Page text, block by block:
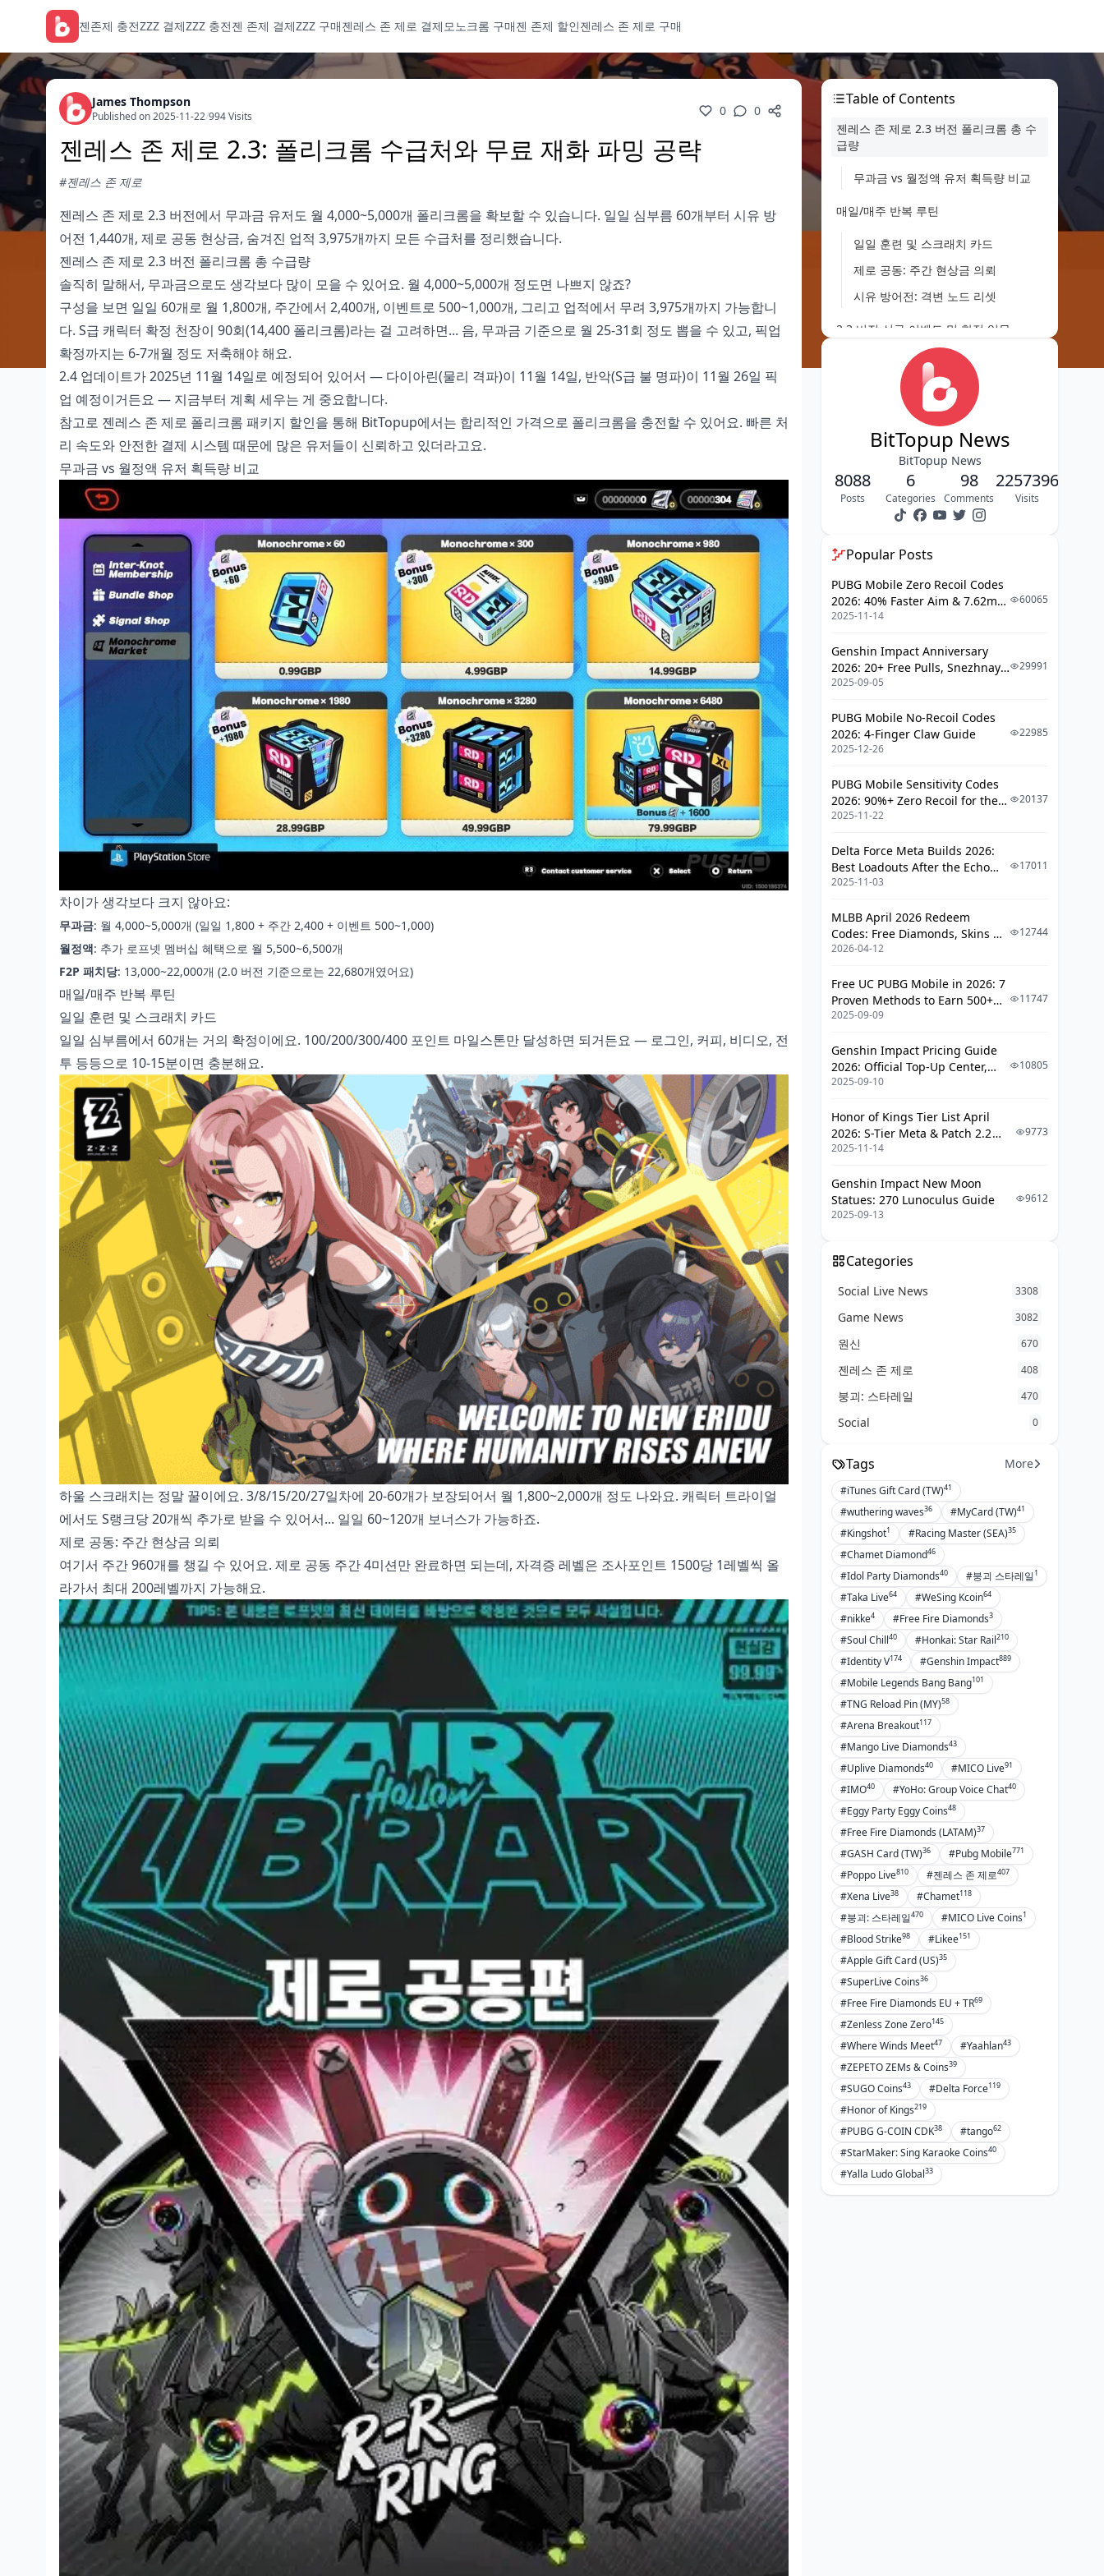
젠존제 충전ZZZ 결제ZZZ 충전젠 존제 결제ZZZ 구매젠레스 존 제로 결제모노크롬 구매젠 존제 할인젠레스 존 제로 구매
James Thompson
Published on 2025-11-22/994 Visits 0 0
젠레스 존 제로 2.3: 폴리크롬 수급처와 무료 재화 파밍 공략
#젠레스 존 제로
젠레스 존 제로 2.3 버전에서 무과금 유저도 월 4,000~5,000개 폴리크롬을 확보할 수 있습니다. 일일 심부름 60개부터 시유 방
어전 1,440개, 제로 공동 현상금, 숨겨진 업적 3,975개까지 모든 수급처를 정리했습니다.
젠레스 존 제로 2.3 버전 폴리크롬 총 수급량
솔직히 말해서, 무과금으로도 생각보다 많이 모을 수 있어요. 월 4,000~5,000개 정도면 나쁘지 않죠?
구성을 보면 일일 60개로 월 1,800개, 주간에서 2,400개, 이벤트로 500~1,000개, 그리고 업적에서 무려 3,975개까지 가능합니
다. S급 캐릭터 확정 천장이 90회(14,400 폴리크롬)라는 걸 고려하면... 음, 무과금 기준으로 월 25-31회 정도 뽑을 수 있고, 픽업
확정까지는 6-7개월 정도 저축해야 해요.
2.4 업데이트가 2025년 11월 14일로 예정되어 있어서 — 다이아린(물리 격파)이 11월 14일, 반악(S급 불 명파)이 11월 26일 픽
업 예정이거든요 — 지금부터 계획 세우는 게 중요합니다.
참고로 젠레스 존 제로 폴리크롬 패키지 할인을 통해 BitTopup에서는 합리적인 가격으로 폴리크롬을 충전할 수 있어요. 빠른 처
리 속도와 안전한 결제 시스템 때문에 많은 유저들이 신뢰하고 있더라고요.
무과금 vs 월정액 유저 획득량 비교
차이가 생각보다 크지 않아요:
무과금: 월 4,000~5,000개 (일일 1,800 + 주간 2,400 + 이벤트 500~1,000)
월정액: 추가 로프넷 멤버십 혜택으로 월 5,500~6,500개
F2P 패치당: 13,000~22,000개 (2.0 버전 기준으로는 22,680개였어요)
매일/매주 반복 루틴
일일 훈련 및 스크래치 카드
일일 심부름에서 60개는 거의 확정이에요. 100/200/300/400 포인트 마일스톤만 달성하면 되거든요 — 로그인, 커피, 비디오, 전
투 등등으로 10-15분이면 충분해요.
하울 스크래치는 정말 꿀이에요. 3/8/15/20/27일차에 20-60개가 보장되어서 월 1,800~2,000개 정도 나와요. 캐릭터 트라이얼
에서도 S랭크당 20개씩 추가로 받을 수 있어서... 일일 60~120개 보너스가 가능하죠.
제로 공동: 주간 현상금 의뢰
여기서 주간 960개를 챙길 수 있어요. 제로 공동 주간 4미션만 완료하면 되는데, 자격증 레벨은 조사포인트 1500당 1레벨씩 올
라가서 최대 200레벨까지 가능해요.
Table of Contents
젠레스 존 제로 2.3 버전 폴리크롬 총 수
급량
무과금 vs 월정액 유저 획득량 비교
매일/매주 반복 루틴
일일 훈련 및 스크래치 카드
제로 공동: 주간 현상금 의뢰
시유 방어전: 격변 노드 리셋
2.3 버전 신규 이벤트 및 한정 임무
메인 이벤트
맵 탐색과 수집
지역별 길 잃은 소형 트럭 & HIA 기념
주화
업적 및 신뢰도 시스템 파밍
전투 및 육성 관련 업적
갓핑거 오락실 및 VR 전술 테스트
잔향 신호 교환
폴리크롬 효율적 사용법
결론: 다음 버전을 위한 저축 계획
FAQ
BitTopup News
BitTopup News
8088
Posts
6
Categories
98
Comments
2257396
Visits
Popular Posts
PUBG Mobile Zero Recoil Codes
2026: 40% Faster Aim & 7.62mm
Weapon Adjustments
2025-11-14
60065
Genshin Impact Anniversary
2026: 20+ Free Pulls, Snezhnaya
Roadmap & Complete Guide
2025-09-05
29991
PUBG Mobile No-Recoil Codes
2026: 4-Finger Claw Guide
2025-12-26
22985
PUBG Mobile Sensitivity Codes
2026: 90%+ Zero Recoil for the
V4.4 M416 & AUG Meta
2025-11-22
20137
Delta Force Meta Builds 2026:
Best Loadouts After the Echo
Season Update
2025-11-03
17011
MLBB April 2026 Redeem
Codes: Free Diamonds, Skins &
Starlight Rewards
2026-04-12
12744
Free UC PUBG Mobile in 2026: 7
Proven Methods to Earn 500+
UC (V4.3 & RPA18 Updates)
2025-09-09
11747
Genshin Impact Pricing Guide
2026: Official Top-Up Center,
Platform Differences, and
2025-09-10
10805
Honor of Kings Tier List April
2026: S-Tier Meta & Patch 2.2
Changes
2025-11-14
9773
Genshin Impact New Moon
Statues: 270 Lunoculus Guide
2025-09-13
9612
Categories
Social Live News 3308
Game News 3082
원신 670
젠레스 존 제로 408
붕괴: 스타레일 470
Social 0
Tags More
#iTunes Gift Card (TW)41
#wuthering waves36 #MyCard (TW)41
#Kingshot1 #Racing Master (SEA)35
#Chamet Diamond46
#Idol Party Diamonds40 #붕괴 스타레일1
#Taka Live64 #WeSing Kcoin64
#nikke4 #Free Fire Diamonds3
#Soul Chill40 #Honkai: Star Rail210
#Identity V174 #Genshin Impact889
#Mobile Legends Bang Bang101
#TNG Reload Pin (MY)58
#Arena Breakout117
#Mango Live Diamonds43
#Uplive Diamonds40 #MICO Live91
#IMO40 #YoHo: Group Voice Chat40
#Eggy Party Eggy Coins48
#Free Fire Diamonds (LATAM)37
#GASH Card (TW)36 #Pubg Mobile771
#Poppo Live810 #젠레스 존 제로407
#Xena Live38 #Chamet118
#붕괴: 스타레일470 #MICO Live Coins1
#Blood Strike98 #Likee151
#Apple Gift Card (US)35
#SuperLive Coins36
#Free Fire Diamonds EU + TR69
#Zenless Zone Zero145
#Where Winds Meet47 #Yaahlan43
#ZEPETO ZEMs & Coins39
#SUGO Coins43 #Delta Force119
#Honor of Kings219
#PUBG G-COIN CDK38 #tango62
#StarMaker: Sing Karaoke Coins40
#Yalla Ludo Global33